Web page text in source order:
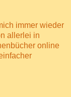
immer wieder
allerlei in
online